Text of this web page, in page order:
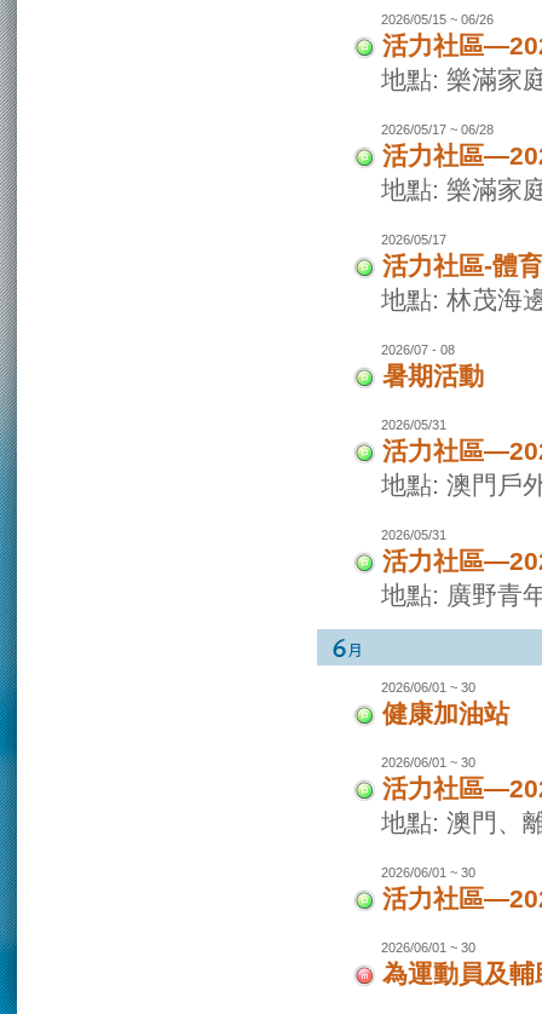
2026/05/15 ~ 06/26
活力社區
地點: 樂滿家
2026/05/17 ~ 06/28
活力社區
地點: 樂滿家
2026/05/17
活力社區-體
地點: 林茂海
2026/07 - 08
暑期活動
2026/05/31
活力社區
地點: 澳門戶
2026/05/31
活力社區
地點: 廣野青
2026/06/01 ~ 30
健康加油站
2026/06/01 ~ 30
活力社區
地點: 澳門、
2026/06/01 ~ 30
活力社區
2026/06/01 ~ 30
為運動員及